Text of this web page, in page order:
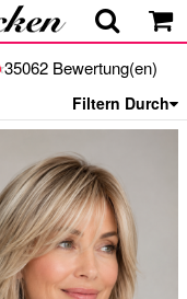
35062 Bewertung(en)
Filtern Durch